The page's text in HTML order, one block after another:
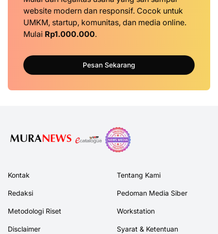
website modern dan responsif. Cocok untuk
UMKM, startup, komunitas, dan media online.
Mulai Rp1.000.000.
Pesan Sekarang
Kontak Tentang Kami
Redaksi Pedoman Media Siber
Metodologi Riset Workstation
Disclaimer Syarat & Ketentuan